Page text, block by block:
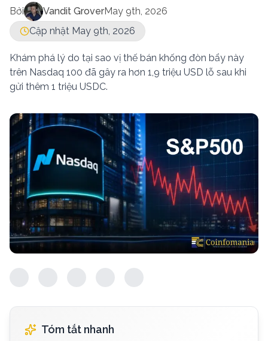
Bởi Vandit GroverMay 9th, 2026
Cập nhật May 9th, 2026
Khám phá lý do tại sao vị thế bán khống đòn bẩy này
trên Nasdaq 100 đã gây ra hơn 1,9 triệu USD lỗ sau khi
gửi thêm 1 triệu USDC.
Tóm tắt nhanh